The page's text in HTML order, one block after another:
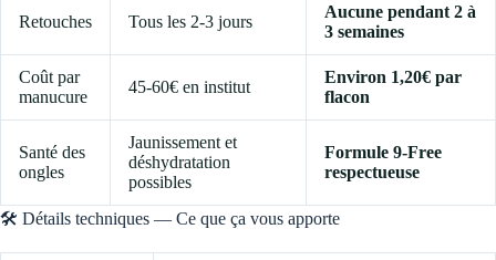
Retouches Tous les 2-3 jours
Aucune pendant 2 à
3 semaines
Coût par
manucure
45-60€ en institut
Environ 1,20€ par
flacon
Santé des
ongles
Jaunissement et
déshydratation
possibles
Formule 9-Free
respectueuse
🛠️ Détails techniques — Ce que ça vous apporte